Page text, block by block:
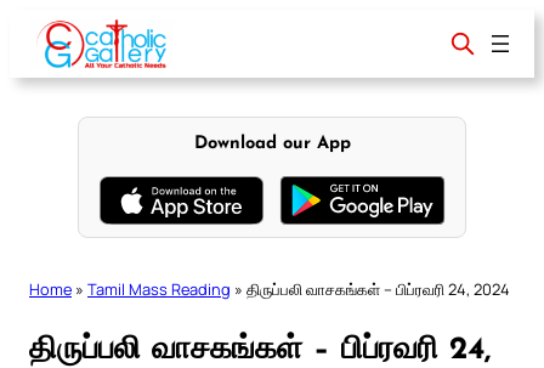
content
Download our App
Home » Tamil Mass Reading » திருப்பலி வாசகங்கள் – பிப்ரவரி 24, 2024
திருப்பலி வாசகங்கள் – பிப்ரவரி 24,